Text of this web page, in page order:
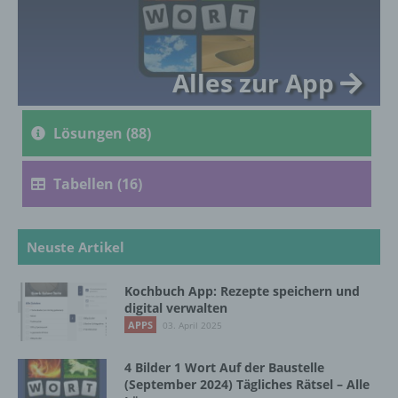
Alles zur App
Lösungen (88)
Tabellen (16)
Neuste Artikel
Kochbuch App: Rezepte speichern und
digital verwalten
APPS 03. April 2025
4 Bilder 1 Wort Auf der Baustelle
(September 2024) Tägliches Rätsel – Alle
genetischen, psychischen, wirtschaftlichen,
kulturellen oder sozialen Identität dieser
natürlichen Person sind, identifiziert werden
Betroffene Person ist jede identifizierte oder
identifizierbare natürliche Person, deren
personenbezogene Daten von dem für die
werden.
c) Verarbeitung
Verarbeitung ist jeder mit oder ohne Hilfe
Vorgang oder jede solche Vorgangsreihe im
Zusammenhang mit personenbezogenen